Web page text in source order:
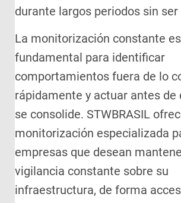
durante largos periodos sin
La monitorización constante es
fundamental para identificar
comportamientos fuera de lo
rápidamente y actuar antes de
se consolide. STWBRASIL
monitorización especializada
empresas que desean
vigilancia constante sobre su
infraestructura, de forma